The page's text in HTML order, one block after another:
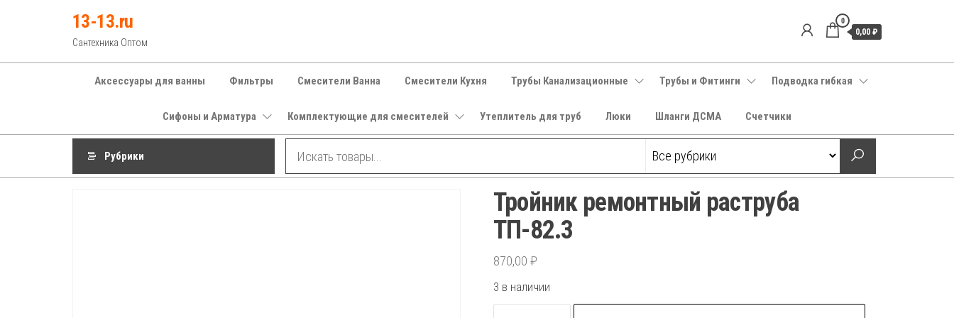
13-13.ru
Сантехника Оптом
0
0,00 ₽
Аксессуары для ванны Фильтры Смесители Ванна Смесители Кухня Трубы Канализационные Трубы и Фитинги Подводка гибкая
Сифоны и Арматура Комплектующие для смесителей Утеплитель для труб Люки Шланги ДСМА Счетчики
Рубрики
Тройник ремонтный раструба
ТП-82.3
870,00 ₽
3 в наличии